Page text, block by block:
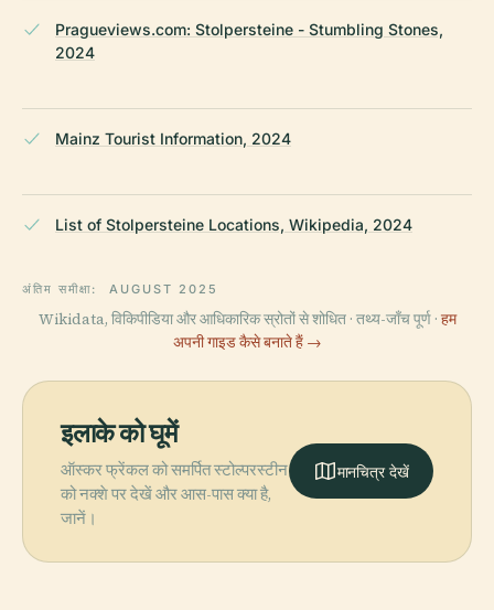
Pragueviews.com: Stolpersteine - Stumbling Stones,
2024
Mainz Tourist Information, 2024
List of Stolpersteine Locations, Wikipedia, 2024
अंतिम समीक्षा: AUGUST 2025
Wikidata, विकिपीडिया और आधिकारिक स्रोतों से शोधित · तथ्य-जाँच पूर्ण · हम
अपनी गाइड कैसे बनाते हैं →
इलाके को घूमें
ऑस्कर फ्रेंकल को समर्पित स्टोल्परस्टीन
को नक्शे पर देखें और आस-पास क्या है,
जानें।
मानचित्र देखें